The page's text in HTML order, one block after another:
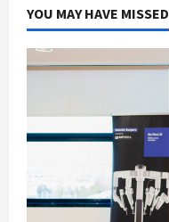
YOU MAY HAVE MISSED